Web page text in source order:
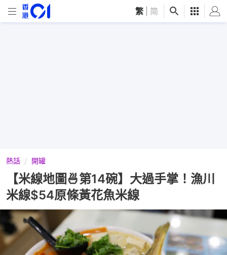
繁 简
熱話 開罐
【米線地圖🍜第14碗】大過手掌！漁川
米線$54原條黃花魚米線